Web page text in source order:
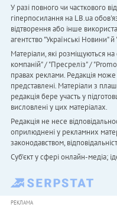
У разі повного чи часткового
гіперпосилання на LB.ua
відтворення або інше
агентство "Українськi Новини"
Матеріали, які розміщуються
компаній" / "Пресреліз" /
правах реклами. Редакція може
представлені. Матеріали з
редакція бере участь у
висловлені у цих матеріалах.
Редакція не несе
оприлюднені у рекламних
законодавством,
Cуб'єкт у сфері онлайн-медіа;
РЕКЛАМА